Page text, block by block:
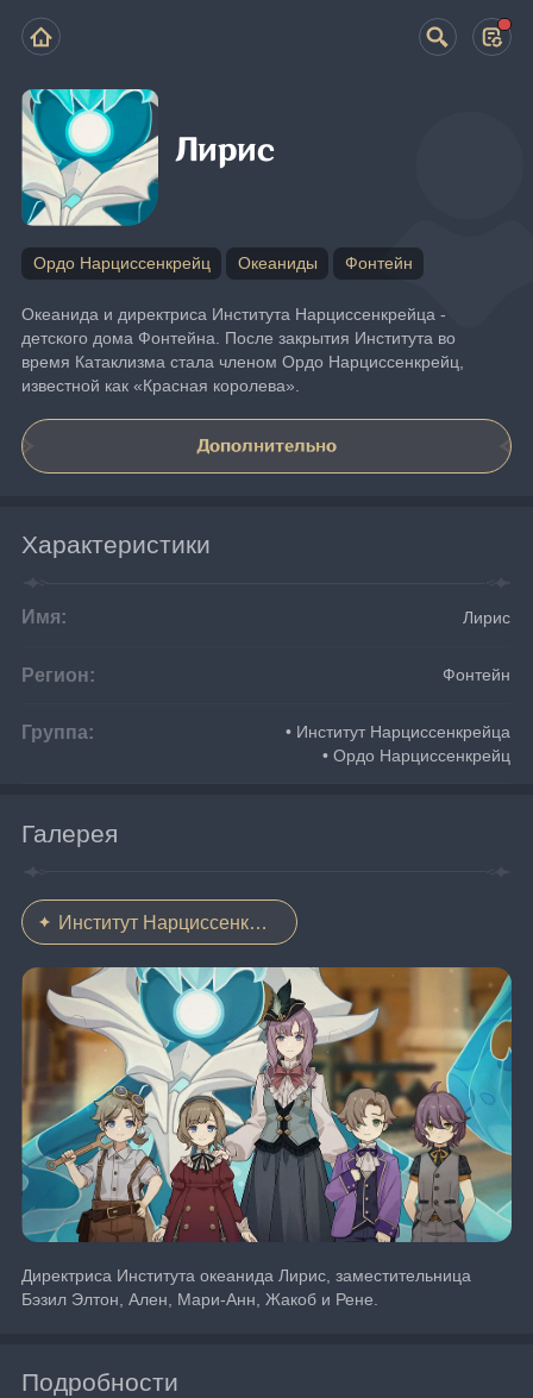
Лирис
Ордо Нарциссенкрейц Океаниды Фонтейн
Океанида и директриса Института Нарциссенкрейца -
детского дома Фонтейна. После закрытия Института во
время Катаклизма стала членом Ордо Нарциссенкрейц,
известной как «Красная королева».
Дополнительно
Характеристики
Имя: Лирис
Регион: Фонтейн
Группа:
• Институт Нарциссенкрейца
• Ордо Нарциссенкрейц
Галерея
Институт Нарциссенкрейца
Директриса Института океанида Лирис, заместительница
Бэзил Элтон, Ален, Мари-Анн, Жакоб и Рене.
Подробности